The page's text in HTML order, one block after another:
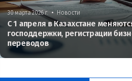
30 марта 2026 г. • Новости
С 1 апреля в Казахстане
господдержки, регистрации
переводов